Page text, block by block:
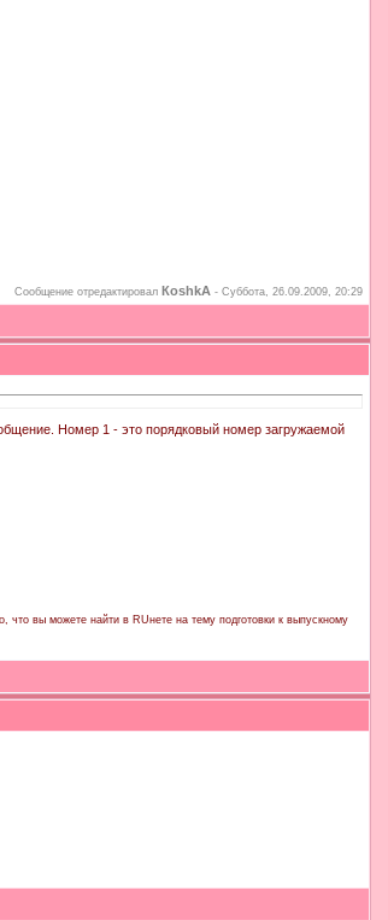
Сообщение отредактировал КoshkA -Суббота, 26.09.2009, 20:29
Номер 1 - это порядковый номер загружаемой
вы можете найти в RUнете на тему подготовки к выпускному